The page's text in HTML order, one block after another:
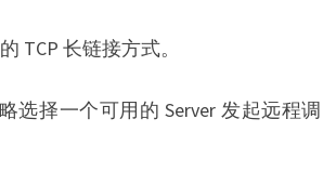
TCP 长链接方式。
选择一个可用的 Server 发起远程调